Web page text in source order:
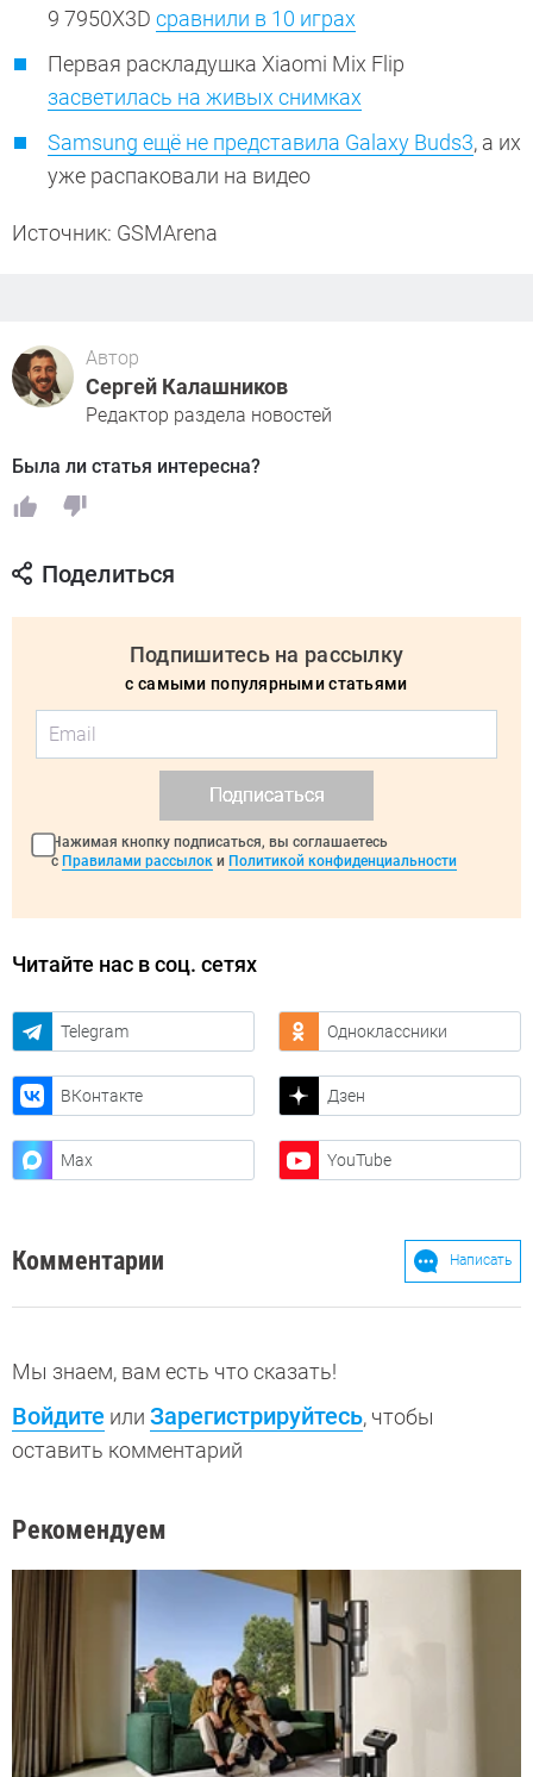
9 7950X3D сравнили в 10 играх
Первая раскладушка Xiaomi Mix Flip
засветилась на живых снимках
Samsung ещё не представила Galaxy Buds3, а их
уже распаковали на видео
Источник: GSMArena
Автор
Сергей Калашников
Редактор раздела новостей
Была ли статья интересна?
Поделиться
Подпишитесь на рассылку
с самыми популярными статьями
Подписаться
Нажимая кнопку подписаться, вы соглашаетесь
с Правилами рассылок и Политикой конфиденциальности
Читайте нас в соц. сетях
Telegram Одноклассники
ВКонтакте Дзен
Max YouTube
Комментарии Написать
Мы знаем, вам есть что сказать!
Войдите или Зарегистрируйтесь, чтобы
оставить комментарий
Рекомендуем